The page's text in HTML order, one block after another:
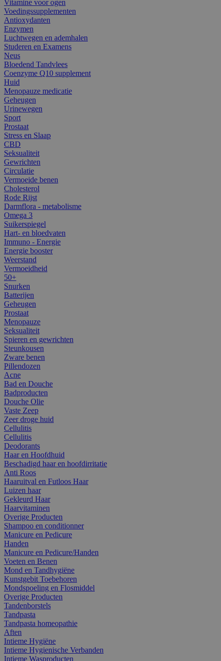
Vitamine voor ogen
Voedingssupplementen
Antioxydanten
Enzymen
Luchtwegen en ademhalen
Studeren en Examens
Neus
Bloedend Tandvlees
Coenzyme Q10 supplement
Huid
Menopauze medicatie
Geheugen
Urinewegen
Sport
Prostaat
Stress en Slaap
CBD
Seksualiteit
Gewrichten
Circulatie
Vermoeide benen
Cholesterol
Rode Rijst
Darmflora - metabolisme
Omega 3
Suikerspiegel
Hart- en bloedvaten
Immuno - Energie
Energie booster
Weerstand
Vermoeidheid
50+
Snurken
Batterijen
Geheugen
Prostaat
Menopauze
Seksualiteit
Spieren en gewrichten
Steunkousen
Zware benen
Pillendozen
Acne
Bad en Douche
Badproducten
Douche Olie
Vaste Zeep
Zeer droge huid
Cellulitis
Cellulitis
Deodorants
Haar en Hoofdhuid
Beschadigd haar en hoofdirritatie
Anti Roos
Haaruitval en Futloos Haar
Luizen haar
Gekleurd Haar
Haarvitaminen
Overige Producten
Shampoo en conditionner
Manicure en Pedicure
Handen
Manicure en Pedicure/Handen
Voeten en Benen
Mond en Tandhygiëne
Kunstgebit Toebehoren
Mondspoeling en Flosmiddel
Overige Producten
Tandenborstels
Tandpasta
Tandpasta homeopathie
Aften
Intieme Hygiëne
Intieme Hygienische Verbanden
Intieme Wasproducten